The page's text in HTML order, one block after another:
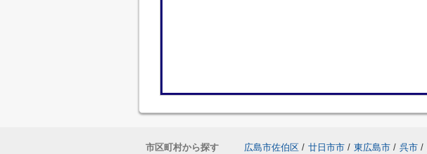
市区町村から探す 広島市佐伯区 / 廿日市市 / 東広島市 / 呉市 /